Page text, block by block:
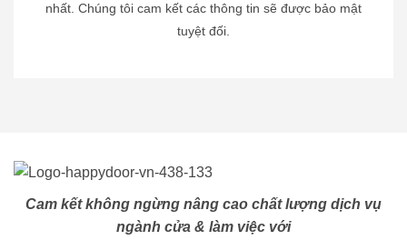
nhất. Chúng tôi cam kết các thông tin sẽ được bảo mật
tuyệt đối.
Cam kết không ngừng nâng cao chất lượng dịch vụ
ngành cửa & làm việc với